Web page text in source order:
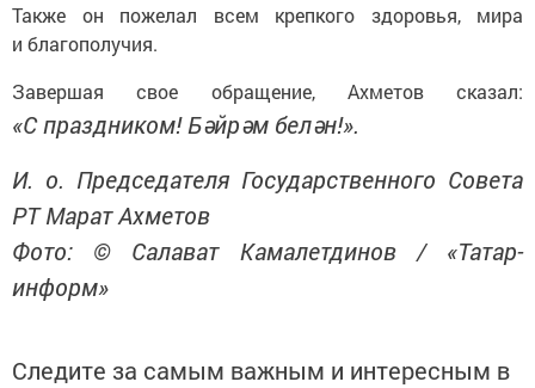
Также он пожелал всем крепкого здоровья, мира
и благополучия.
Завершая свое обращение, Ахметов сказал:
«С праздником! Бәйрәм белән!».
И. о. Председателя Государственного Совета
РТ Марат Ахметов
Фото: © Салават Камалетдинов / «Татар-
информ»
Следите за самым важным и интересным в